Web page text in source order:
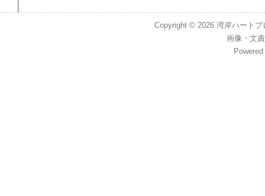
Copyright © 2026湾岸ハート
画像 ・ 文